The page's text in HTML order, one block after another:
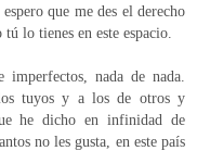
que me des el derecho
lo tienes en este espacio.
nada de nada.
tuyos y a los de otros y
he dicho en infinidad de
no les gusta, en este país